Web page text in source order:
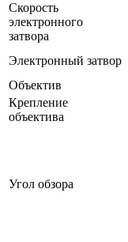
Скорость
электронного
затвора
Электронный затвор
Объектив
Крепление
объектива
Угол обзора